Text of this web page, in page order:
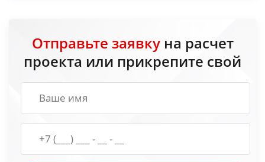
Отправьте заявкуна расчет
проекта или прикрепите свой